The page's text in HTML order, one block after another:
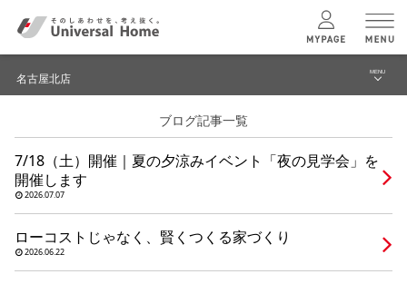
ユニバーサルホームの特長
コンセプトプラン
テクノロジー
名古屋北店 MENU
建築実例・事例
モデルハウス見学予約
ブログ記事一覧
7/18（土）開催｜夏の夕涼みイベント「夜の見学会」を
開催します
2026.07.07
ローコストじゃなく、賢くつくる家づくり
2026.06.22